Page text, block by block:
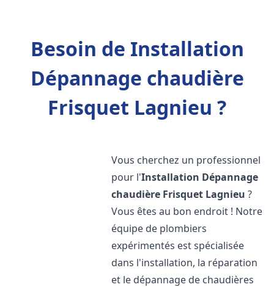
Besoin de Installation
Dépannage chaudière
Frisquet Lagnieu ?
Vous cherchez un professionnel
pour l'Installation Dépannage
chaudière Frisquet Lagnieu ?
Vous êtes au bon endroit ! Notre
équipe de plombiers
expérimentés est spécialisée
dans l'installation, la réparation
et le dépannage de chaudières